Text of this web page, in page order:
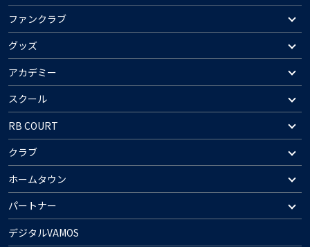
ファンクラブ
グッズ
アカデミー
スクール
RB COURT
クラブ
ホームタウン
パートナー
デジタルVAMOS